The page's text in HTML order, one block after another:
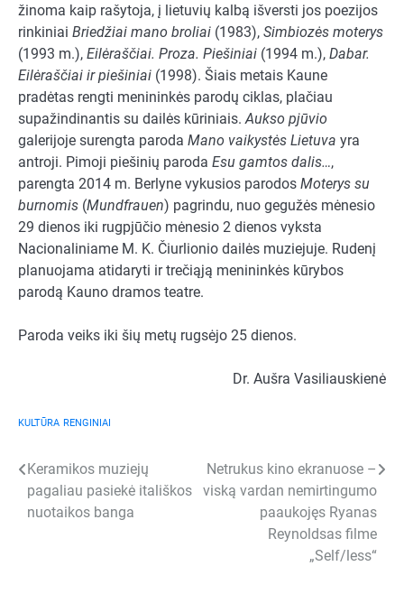
žinoma kaip rašytoja, į lietuvių kalbą išversti jos poezijos
rinkiniai Briedžiai mano broliai (1983), Simbiozės moterys
(1993 m.), Eilėraščiai. Proza. Piešiniai (1994 m.), Dabar.
Eilėraščiai ir piešiniai (1998). Šiais metais Kaune
pradėtas rengti menininkės parodų ciklas, plačiau
supažindinantis su dailės kūriniais. Aukso pjūvio
galerijoje surengta paroda Mano vaikystės Lietuva yra
antroji. Pimoji piešinių paroda Esu gamtos dalis…,
parengta 2014 m. Berlyne vykusios parodos Moterys su
burnomis (Mundfrauen) pagrindu, nuo gegužės mėnesio
29 dienos iki rugpjūčio mėnesio 2 dienos vyksta
Nacionaliniame M. K. Čiurlionio dailės muziejuje. Rudenį
planuojama atidaryti ir trečiąją menininkės kūrybos
parodą Kauno dramos teatre.
Paroda veiks iki šių metų rugsėjo 25 dienos.
Dr. Aušra Vasiliauskienė
KULTŪRA RENGINIAI
Navigacija
tarp
Keramikos muziejų
pagaliau pasiekė itališkos
nuotaikos banga
Netrukus kino ekranuose –
viską vardan nemirtingumo
paaukojęs Ryanas
Reynoldsas filme
„Self/less“